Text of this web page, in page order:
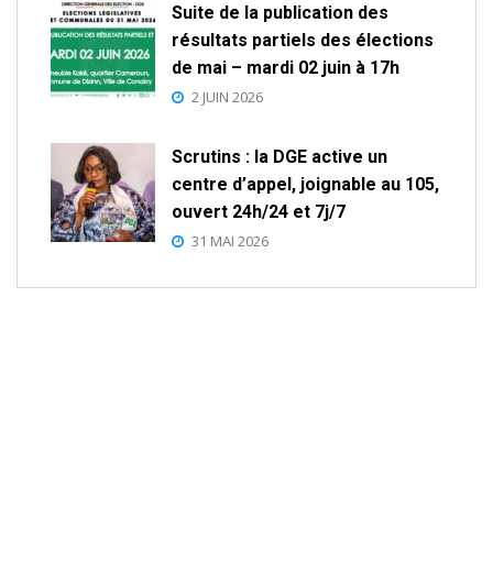
Suite de la publication des
résultats partiels des élections
de mai – mardi 02 juin à 17h
2 JUIN 2026
Scrutins : la DGE active un
centre d’appel, joignable au 105,
ouvert 24h/24 et 7j/7
31 MAI 2026